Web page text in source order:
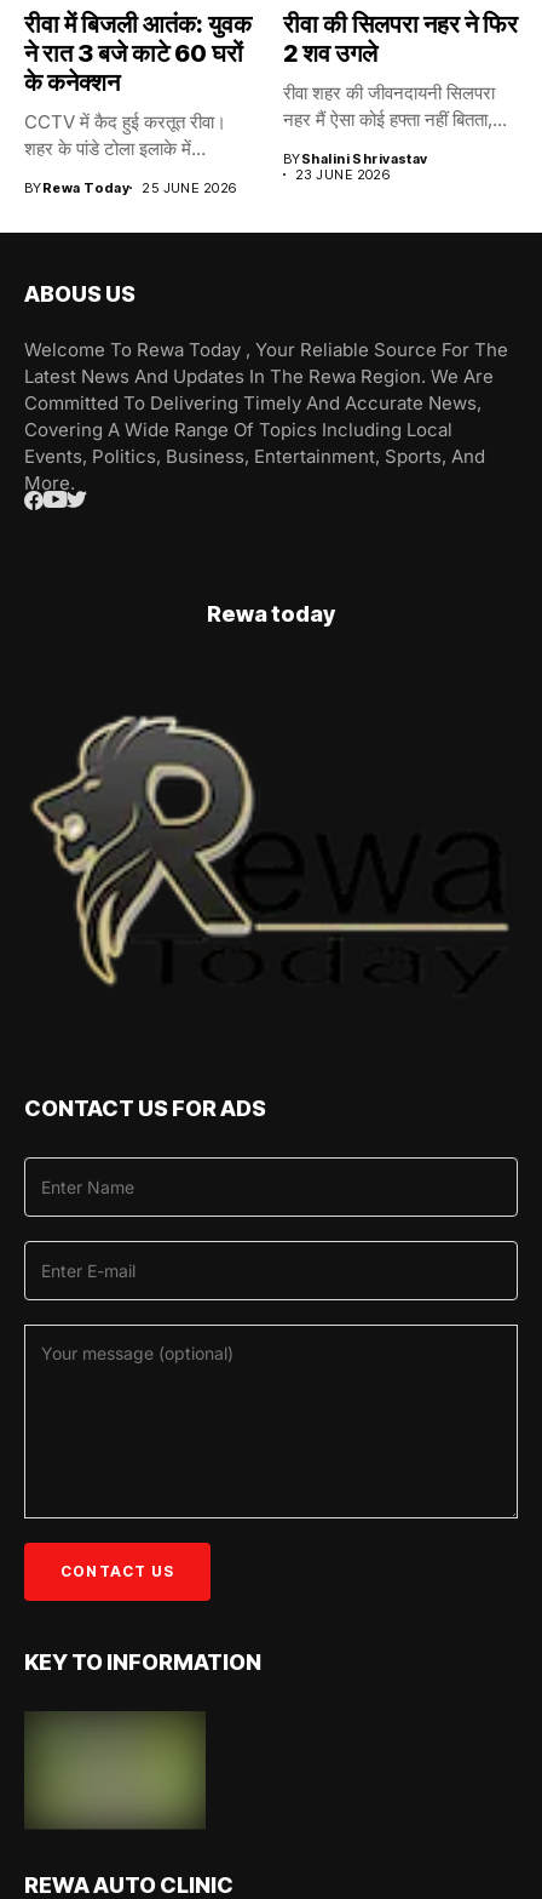
रीवा में बिजली आतंक: युवक
ने रात 3 बजे काटे 60 घरों
के कनेक्शन
CCTV में कैद हुई करतूत रीवा।
शहर के पांडे टोला इलाके में...
BYRewa Today 25 JUNE 2026
रीवा की सिलपरा नहर ने फिर
2 शव उगले
रीवा शहर की जीवनदायनी सिलपरा
नहर मैं ऐसा कोई हफ्ता नहीं बितता,...
BYShalini Shrivastav
23 JUNE 2026
ABOUS US
Welcome To Rewa Today , Your Reliable Source For The
Latest News And Updates In The Rewa Region. We Are
Committed To Delivering Timely And Accurate News,
Covering A Wide Range Of Topics Including Local
Events, Politics, Business, Entertainment, Sports, And
More.
Rewa today
CONTACT US FOR ADS
KEY TO INFORMATION
REWA AUTO CLINIC